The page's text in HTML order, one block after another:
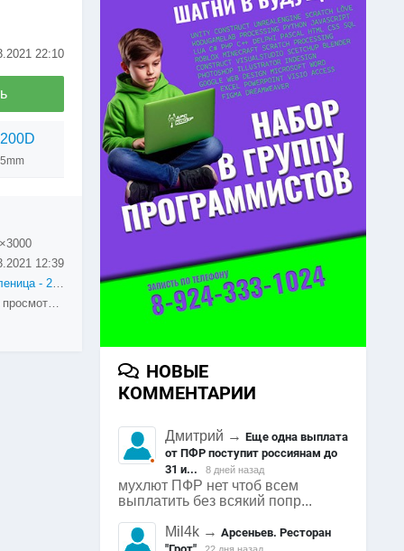
22:10
12:39
Масленица - 2021. Арсеньев
1826 просмотров
НОВЫЕ
КОММЕНТАРИИ
Дмитрий →Еще одна выплата
от ПФР поступит россиянам до
31 и...
8 дней назад
мухлют ПФР нет чтоб всем
выплатить без всякий попр...
Mil4k →Арсеньев. Ресторан